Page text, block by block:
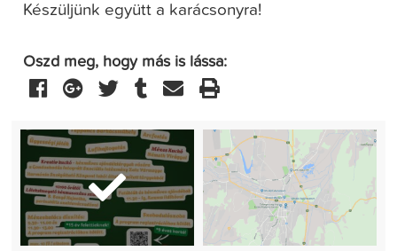
Készüljünk együtt a karácsonyra!
Oszd meg, hogy más is lássa: